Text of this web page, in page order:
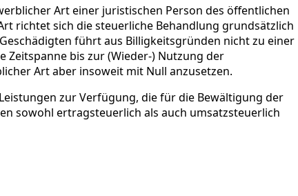
Art einer juristischen Person des öffentlichen
richtet sich die steuerliche Behandlung grundsätzlich
führt aus Billigkeitsgründen nicht zu einer
bis zur (Wieder-) Nutzung der
Art aber insoweit mit Null anzusetzen.
zur Verfügung, die für die Bewältigung der
sowohl ertragsteuerlich als auch umsatzsteuerlich